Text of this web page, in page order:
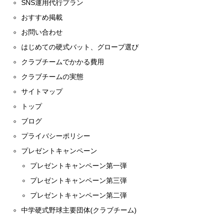
SNS運用代行プラン
おすすめ掲載
お問い合わせ
はじめての硬式バット、グローブ選び
クラブチームでかかる費用
クラブチームの実態
サイトマップ
トップ
ブログ
プライバシーポリシー
プレゼントキャンペーン
プレゼントキャンペーン第一弾
プレゼントキャンペーン第三弾
プレゼントキャンペーン第二弾
中学硬式野球主要団体(クラブチーム)